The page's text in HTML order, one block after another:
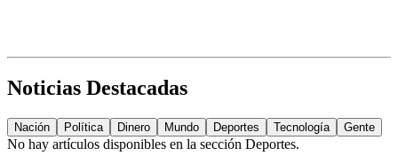
Noticias Destacadas
Nación Política Dinero Mundo Deportes Tecnología Gente
No hay artículos disponibles en la sección Deportes.